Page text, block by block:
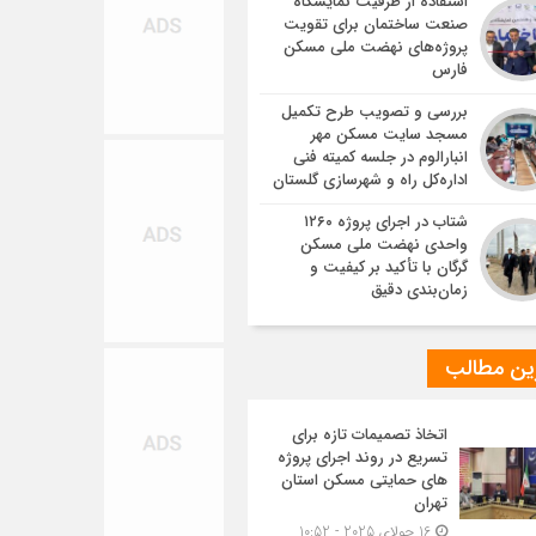
صنعت ساختمان برای تقویت
پروژه‌های نهضت ملی مسکن
فارس
بررسی و تصویب طرح تکمیل
مسجد سایت مسکن مهر
انبارالوم در جلسه کمیته فنی
اداره‌کل راه و شهرسازی گلستان
شتاب در اجرای پروژه ۱۲۶۰
واحدی نهضت ملی مسکن
گرگان با تأکید بر کیفیت و
زمان‌بندی دقیق
مطالب
اتخاذ تصمیمات تازه برای
تسریع در روند اجرای پروژه
های حمایتی مسکن استان
تهران